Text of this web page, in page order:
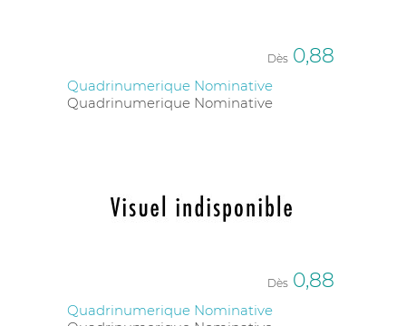
Dès 0,88
Quadrinumerique Nominative
Quadrinumerique Nominative
Dès 0,88
Quadrinumerique Nominative